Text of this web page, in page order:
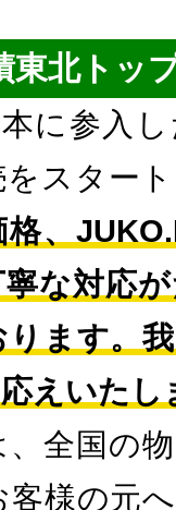
東北トッ
に参入
スター
、
な対応
ます。
えいたし
全国の
様の元